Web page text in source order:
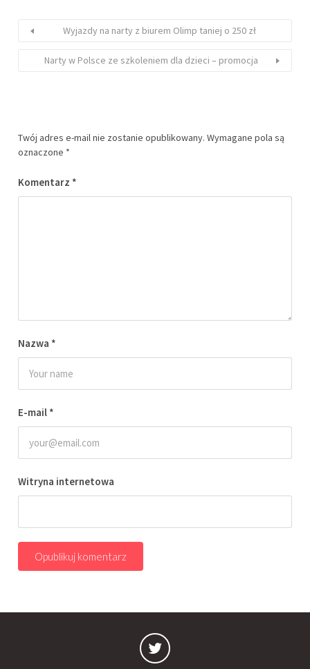
Wyjazdy na narty z biurem Olimp taniej o 250 zł
Narty w Polsce ze szkoleniem dla dzieci – promocja
Twój adres e-mail nie zostanie opublikowany. Wymagane pola są
oznaczone *
Komentarz *
Nazwa *
E-mail *
Witryna internetowa